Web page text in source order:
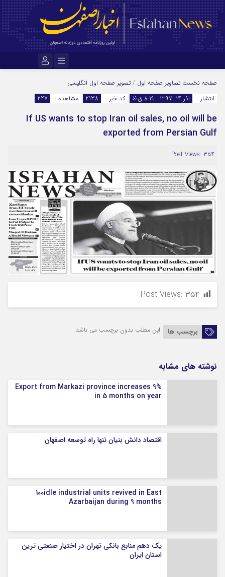
رمز عبور
مرا به خاطر بسپار
صفحه نخست تصاویر صفحه اول / تصویر صفحه اول انگلیسی
انتشار :
آذر ۱۴, ۱۳۹۷ - 8:19 ق.ظ کد خبر : 2138 مشاهده : 227
If US wants to stop Iran oil sales, no oil will be
exported from Persian Gulf
Post Views: ۳۵۴
Post Views: ۳۵۴
برچسب ها این مطلب بدون برچسب می باشد.
نوشته های مشابه
Export from Markazi province increases 9%
in 5 months on year
اقتصاد دانش بنیان تنها راه توسعه اصفهان
100idle industrial units revived in East
Azarbaijan during 9 months
یک دهم منابع بانکی تهران در اختیار صنعتی ترین
استان ایران